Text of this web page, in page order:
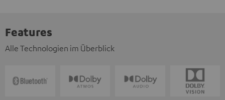
Features
Alle Technologien im Überblick